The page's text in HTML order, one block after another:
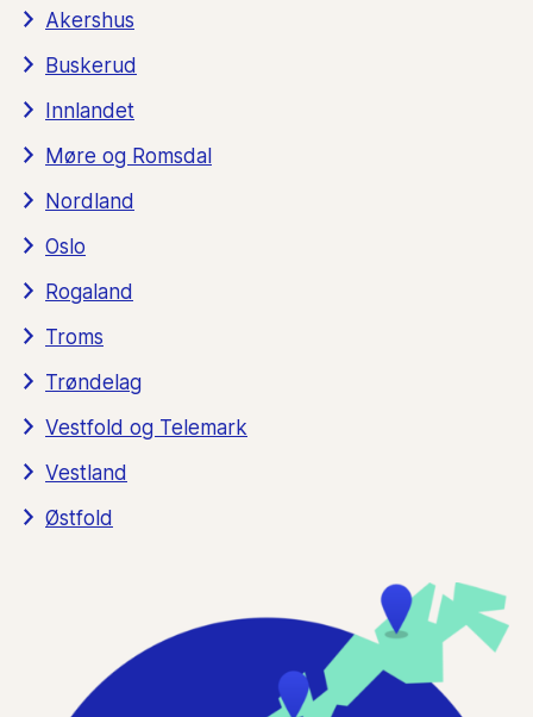
Akershus
Buskerud
Innlandet
Møre og Romsdal
Nordland
Oslo
Rogaland
Troms
Trøndelag
Vestfold og Telemark
Vestland
Østfold